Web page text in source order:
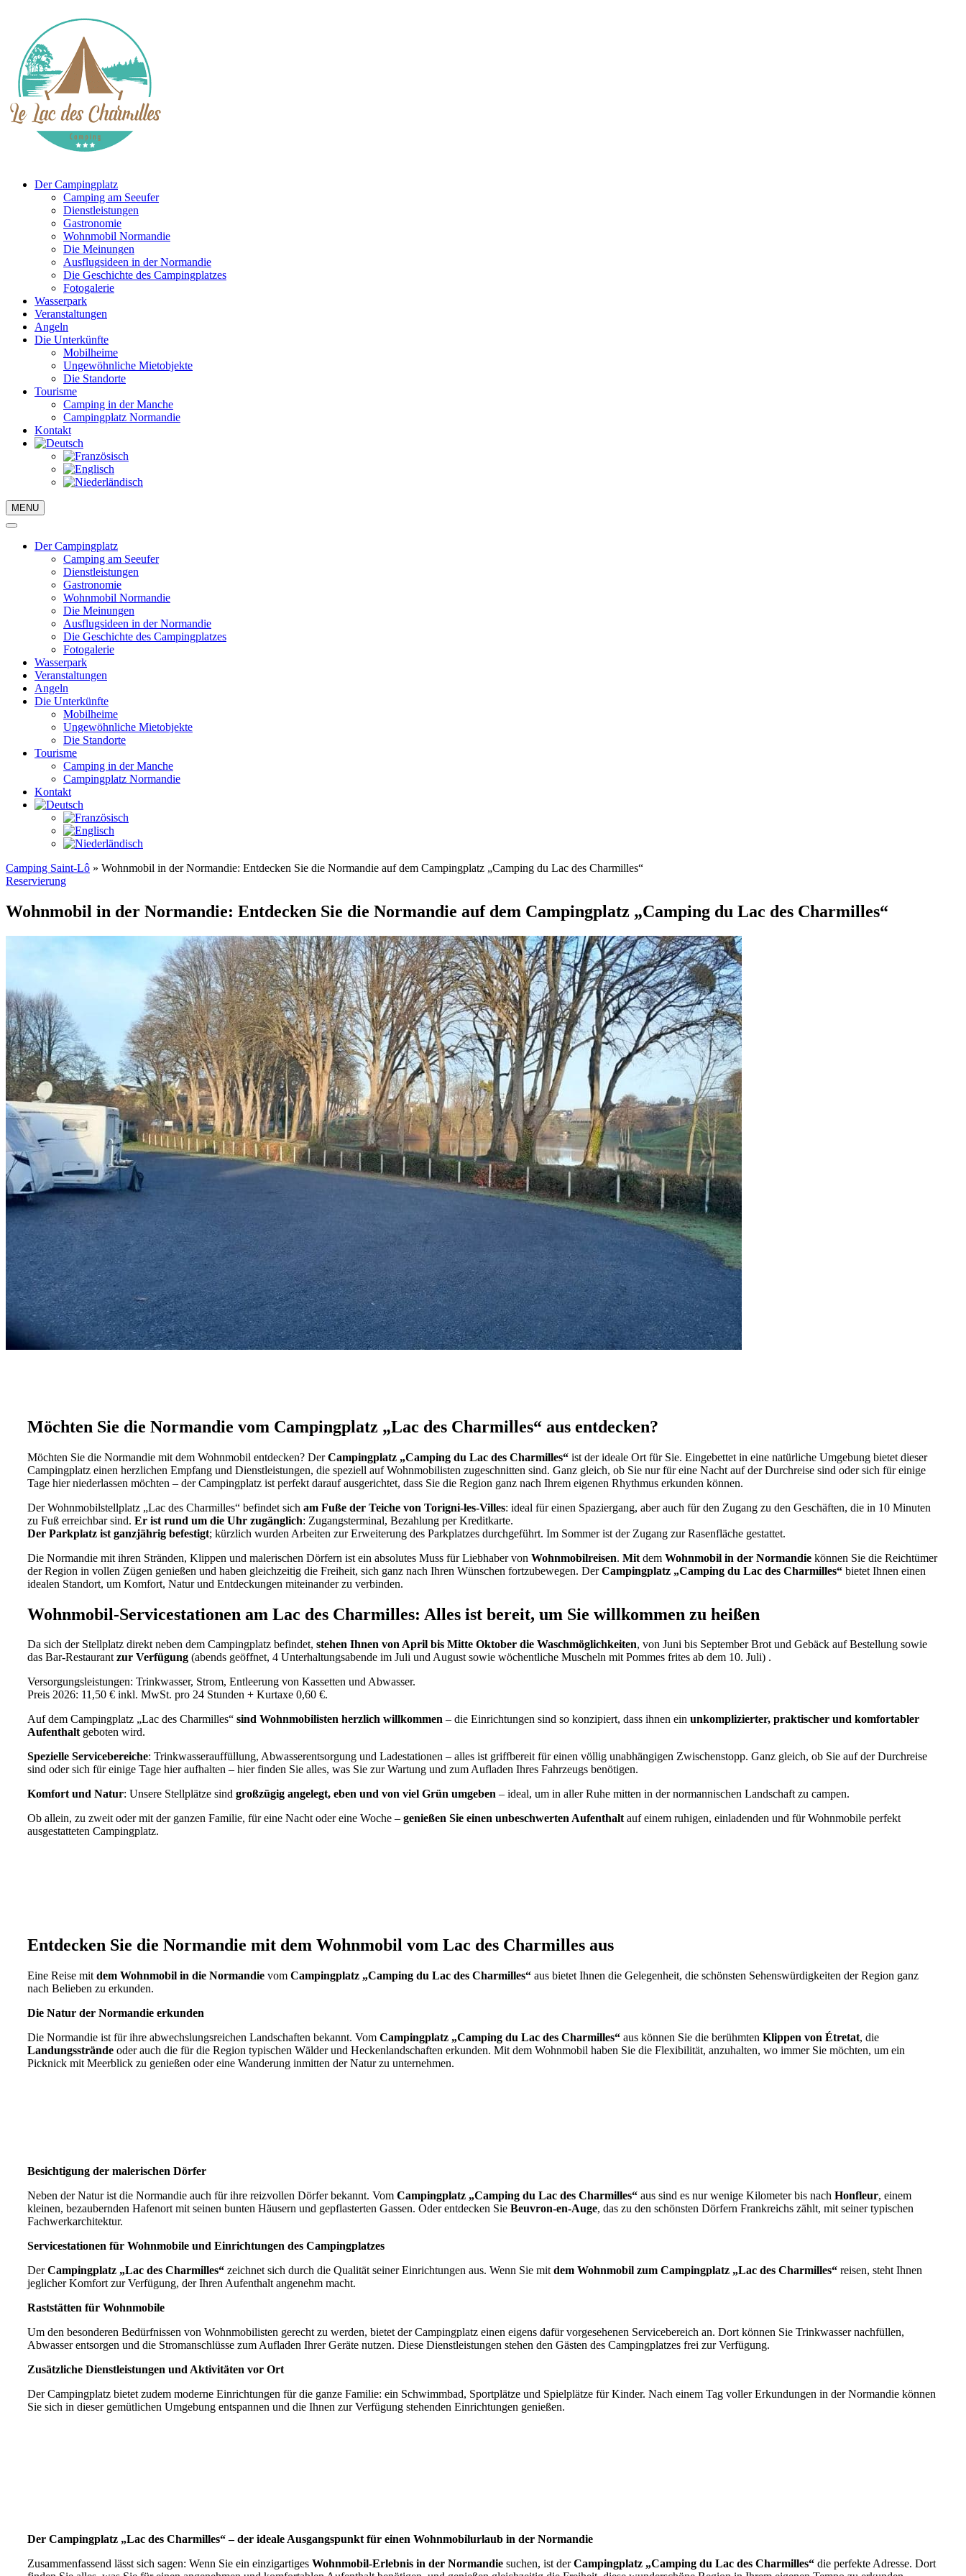
Der Campingplatz
Camping am Seeufer
Dienstleistungen
Gastronomie
Wohnmobil Normandie
Die Meinungen
Ausflugsideen in der Normandie
Die Geschichte des Campingplatzes
Fotogalerie
Wasserpark
Veranstaltungen
Angeln
Die Unterkünfte
Mobilheime
Ungewöhnliche Mietobjekte
Die Standorte
Tourisme
Camping in der Manche
Campingplatz Normandie
Kontakt
MENU
Der Campingplatz
Camping am Seeufer
Dienstleistungen
Gastronomie
Wohnmobil Normandie
Die Meinungen
Ausflugsideen in der Normandie
Die Geschichte des Campingplatzes
Fotogalerie
Wasserpark
Veranstaltungen
Angeln
Die Unterkünfte
Mobilheime
Ungewöhnliche Mietobjekte
Die Standorte
Tourisme
Camping in der Manche
Campingplatz Normandie
Kontakt
Camping Saint-Lô » Wohnmobil in der Normandie: Entdecken Sie die Normandie auf dem Campingplatz „Camping du Lac des Charmilles“
Reservierung
Wohnmobil in der Normandie: Entdecken Sie die Normandie auf dem Campingplatz „Camping du Lac des Charmilles“
Möchten Sie die Normandie vom Campingplatz „Lac des Charmilles“ aus entdecken?
Möchten Sie die Normandie mit dem Wohnmobil entdecken? DerCampingplatz „Camping du Lac des Charmilles“ ist der ideale Ort für Sie. Eingebettet in eine natürliche Umgebung bietet dieser
Campingplatz einen herzlichen Empfang und Dienstleistungen, die speziell auf Wohnmobilisten zugeschnitten sind. Ganz gleich, ob Sie nur für eine Nacht auf der Durchreise sind oder sich für einige
Tage hier niederlassen möchten – der Campingplatz ist perfekt darauf ausgerichtet, dass Sie die Region ganz nach Ihrem eigenen Rhythmus erkunden können.
Der Wohnmobilstellplatz „Lac des Charmilles“ befindet sich am Fuße der Teiche von Torigni-les-Villes: ideal für einen Spaziergang, aber auch für den Zugang zu den Geschäften, die in 10 Minuten
zu Fuß erreichbar sind. Er ist rund um die Uhr zugänglich: Zugangsterminal, Bezahlung per Kreditkarte.
Der Parkplatz ist ganzjährig befestigt; kürzlich wurden Arbeiten zur Erweiterung des Parkplatzes durchgeführt. Im Sommer ist der Zugang zur Rasenfläche gestattet.
Die Normandie mit ihren Stränden, Klippen und malerischen Dörfern ist ein absolutes Muss für Liebhaber von Wohnmobilreisen. Mit dem Wohnmobil in der Normandie können Sie die Reichtümer
der Region in vollen Zügen genießen und haben gleichzeitig die Freiheit, sich ganz nach Ihren Wünschen fortzubewegen. DerCampingplatz „Camping du Lac des Charmilles“ bietet Ihnen einen
idealen Standort, um Komfort, Natur und Entdeckungen miteinander zu verbinden.
Wohnmobil-Servicestationen am Lac des Charmilles: Alles ist bereit, um Sie willkommen zu heißen
Da sich der Stellplatz direkt neben dem Campingplatz befindet, stehen Ihnen von April bis Mitte Oktober die Waschmöglichkeiten, von Juni bis September Brot und Gebäck auf Bestellung sowie
das Bar-Restaurantzur Verfügung (abends geöffnet, 4 Unterhaltungsabende im Juli und August sowie wöchentliche Muscheln mit Pommes frites ab dem 10. Juli) .
Versorgungsleistungen: Trinkwasser, Strom, Entleerung von Kassetten und Abwasser.
Preis 2026: 11,50 € inkl. MwSt. pro 24 Stunden + Kurtaxe 0,60 €.
Auf dem Campingplatz „Lac des Charmilles“ sind Wohnmobilisten herzlich willkommen – die Einrichtungen sind so konzipiert, dass ihnen ein unkomplizierter, praktischer und komfortabler
Aufenthaltgeboten wird.
Spezielle Servicebereiche: Trinkwasserauffüllung, Abwasserentsorgung und Ladestationen – alles ist griffbereit für einen völlig unabhängigen Zwischenstopp. Ganz gleich, ob Sie auf der Durchreise
sind oder sich für einige Tage hier aufhalten – hier finden Sie alles, was Sie zur Wartung und zum Aufladen Ihres Fahrzeugs benötigen.
Komfort und Natur: Unsere Stellplätze sind großzügig angelegt, eben und von viel Grün umgeben – ideal, um in aller Ruhe mitten in der normannischen Landschaft zu campen.
Ob allein, zu zweit oder mit der ganzen Familie, für eine Nacht oder eine Woche – genießen Sie einen unbeschwerten Aufenthaltauf einem ruhigen, einladenden und für Wohnmobile perfekt
ausgestatteten Campingplatz.
Entdecken Sie die Normandie mit dem Wohnmobil vom Lac des Charmilles aus
Eine Reise mit dem Wohnmobil in die Normandie vom Campingplatz „Camping du Lac des Charmilles“ aus bietet Ihnen die Gelegenheit, die schönsten Sehenswürdigkeiten der Region ganz
nach Belieben zu erkunden.
Die Natur der Normandie erkunden
Die Normandie ist für ihre abwechslungsreichen Landschaften bekannt. Vom Campingplatz „Camping du Lac des Charmilles“ aus können Sie die berühmten Klippen von Étretat, die
Landungsstrände oder auch die für die Region typischen Wälder und Heckenlandschaften erkunden. Mit dem Wohnmobil haben Sie die Flexibilität, anzuhalten, wo immer Sie möchten, um ein
Picknick mit Meerblick zu genießen oder eine Wanderung inmitten der Natur zu unternehmen.
Besichtigung der malerischen Dörfer
Neben der Natur ist die Normandie auch für ihre reizvollen Dörfer bekannt. Vom Campingplatz „Camping du Lac des Charmilles“ aus sind es nur wenige Kilometer bis nach Honfleur, einem
kleinen, bezaubernden Hafenort mit seinen bunten Häusern und gepflasterten Gassen. Oder entdecken Sie Beuvron-en-Auge, das zu den schönsten Dörfern Frankreichs zählt, mit seiner typischen
Fachwerkarchitektur.
Servicestationen für Wohnmobile und Einrichtungen des Campingplatzes
DerCampingplatz „Lac des Charmilles“ zeichnet sich durch die Qualität seiner Einrichtungen aus. Wenn Sie mit dem Wohnmobil zum Campingplatz „Lac des Charmilles“ reisen, steht Ihnen
jeglicher Komfort zur Verfügung, der Ihren Aufenthalt angenehm macht.
Raststätten für Wohnmobile
Um den besonderen Bedürfnissen von Wohnmobilisten gerecht zu werden, bietet der Campingplatz einen eigens dafür vorgesehenen Servicebereich an. Dort können Sie Trinkwasser nachfüllen,
Abwasser entsorgen und die Stromanschlüsse zum Aufladen Ihrer Geräte nutzen. Diese Dienstleistungen stehen den Gästen des Campingplatzes frei zur Verfügung.
Zusätzliche Dienstleistungen und Aktivitäten vor Ort
Der Campingplatz bietet zudem moderne Einrichtungen für die ganze Familie: ein Schwimmbad, Sportplätze und Spielplätze für Kinder. Nach einem Tag voller Erkundungen in der Normandie können
Sie sich in dieser gemütlichen Umgebung entspannen und die Ihnen zur Verfügung stehenden Einrichtungen genießen.
Der Campingplatz „Lac des Charmilles“ – der ideale Ausgangspunkt für einen Wohnmobilurlaub in der Normandie
Zusammenfassend lässt sich sagen: Wenn Sie ein einzigartiges Wohnmobil-Erlebnis in der Normandie suchen, ist derCampingplatz „Camping du Lac des Charmilles“ die perfekte Adresse. Dort